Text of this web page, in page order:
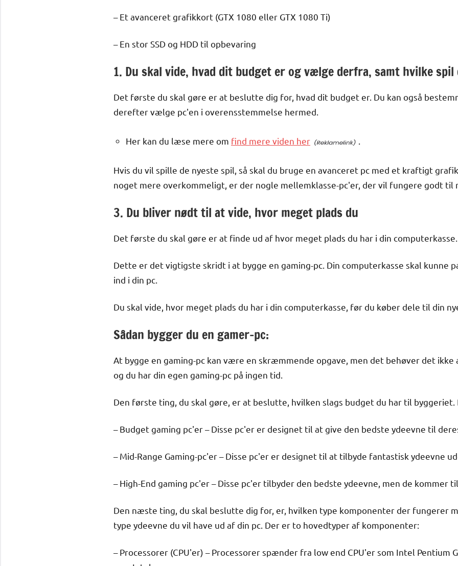
– Et avanceret grafikkort (GTX 1080 eller GTX 1080 Ti)
– En stor SSD og HDD til opbevaring
1. Du skal vide, hvad dit budget er og vælge derfra, samt hvilke
Det første du skal gøre er at beslutte dig for, hvad dit budget er. Du kan også
derefter vælge pc'en i overensstemmelse hermed.
Her kan du læse mere om find mere viden her .
Hvis du vil spille de nyeste spil, så skal du bruge en avanceret pc med et kraftigt
noget mere overkommeligt, er der nogle mellemklasse-pc'er, der vil fungere godt
3. Du bliver nødt til at vide, hvor meget plads du
Det første du skal gøre er at finde ud af hvor meget plads du har i din computerkasse.
Dette er det vigtigste skridt i at bygge en gaming-pc. Din computerkasse skal kunne
ind i din pc.
Du skal vide, hvor meget plads du har i din computerkasse, før du køber dele til din
Sådan bygger du en gamer-pc:
At bygge en gaming-pc kan være en skræmmende opgave, men det behøver det
og du har din egen gaming-pc på ingen tid.
Den første ting, du skal gøre, er at beslutte, hvilken slags budget du har til
– Budget gaming pc'er – Disse pc'er er designet til at give den bedste ydeevne til
– Mid-Range Gaming-pc'er – Disse pc'er er designet til at tilbyde fantastisk ydeevne
– High-End gaming pc'er – Disse pc'er tilbyder den bedste ydeevne, men de kommer
Den næste ting, du skal beslutte dig for, er, hvilken type komponenter der fungerer
type ydeevne du vil have ud af din pc. Der er to hovedtyper af komponenter:
– Processorer (CPU'er) – Processorer spænder fra low end CPU'er som Intel Pentium